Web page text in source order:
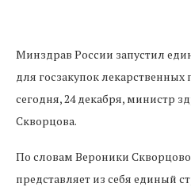
Минздрав России запустил
для госзакупок
сегодня, 24 декабря, министр
Скворцова.
По словам Вероники
представляет из себя единый